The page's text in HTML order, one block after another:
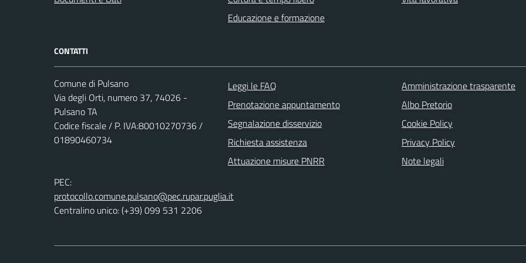
Educazione e formazione
CONTATTI
Comune di Pulsano
Via degli Orti, numero 37, 74026 -
Pulsano TA
Codice fiscale / P. IVA:80010270736 /
01890460734
PEC:
protocollo.comune.pulsano@pec.rupar.puglia.it
Centralino unico: (+39) 099 531 2206
Leggi le FAQ
Prenotazione appuntamento
Segnalazione disservizio
Richiesta assistenza
Attuazione misure PNRR
Amministrazione trasparente
Albo Pretorio
Cookie Policy
Privacy Policy
Note legali